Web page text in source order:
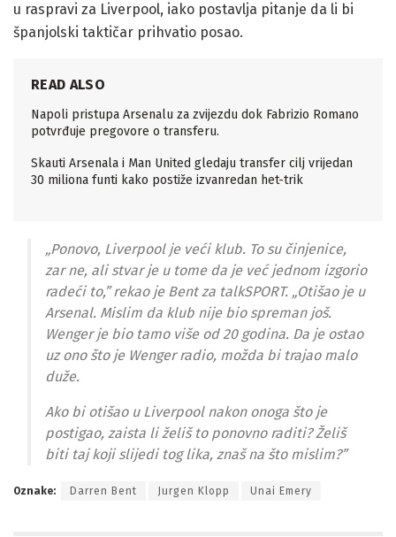
u raspravi za Liverpool, iako postavlja pitanje da li bi
španjolski taktičar prihvatio posao.
READ ALSO
Napoli pristupa Arsenalu za zvijezdu dok Fabrizio Romano
potvrđuje pregovore o transferu.
Skauti Arsenala i Man United gledaju transfer cilj vrijedan
30 miliona funti kako postiže izvanredan het-trik
„Ponovo, Liverpool je veći klub. To su činjenice,
zar ne, ali stvar je u tome da je već jednom izgorio
radeći to,” rekao je Bent za talkSPORT. „Otišao je u
Arsenal. Mislim da klub nije bio spreman još.
Wenger je bio tamo više od 20 godina. Da je ostao
uz ono što je Wenger radio, možda bi trajao malo
duže.
Ako bi otišao u Liverpool nakon onoga što je
postigao, zaista li želiš to ponovno raditi? Želiš
biti taj koji slijedi tog lika, znaš na što mislim?”
Oznake: Darren Bent Jurgen Klopp Unai Emery